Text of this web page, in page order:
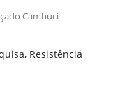
Cambuci
Resistência